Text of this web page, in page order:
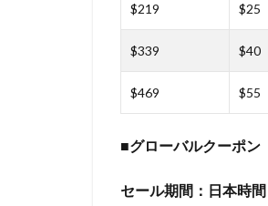
$219 $25
$339 $40
$469 $55
■グローバルクーポン
セール期間：日本時間